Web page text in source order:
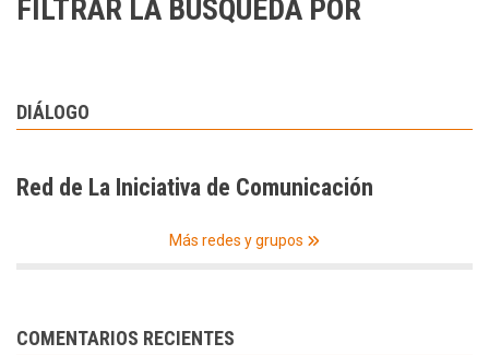
FILTRAR LA BÚSQUEDA POR
DIÁLOGO
Red de La Iniciativa de Comunicación
Más redes y grupos
COMENTARIOS RECIENTES